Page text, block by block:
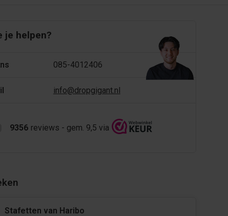
je helpen?
085-4012406
info@dropgigant.nl
9356 reviews - gem. 9,5 via
Stafetten van Haribo